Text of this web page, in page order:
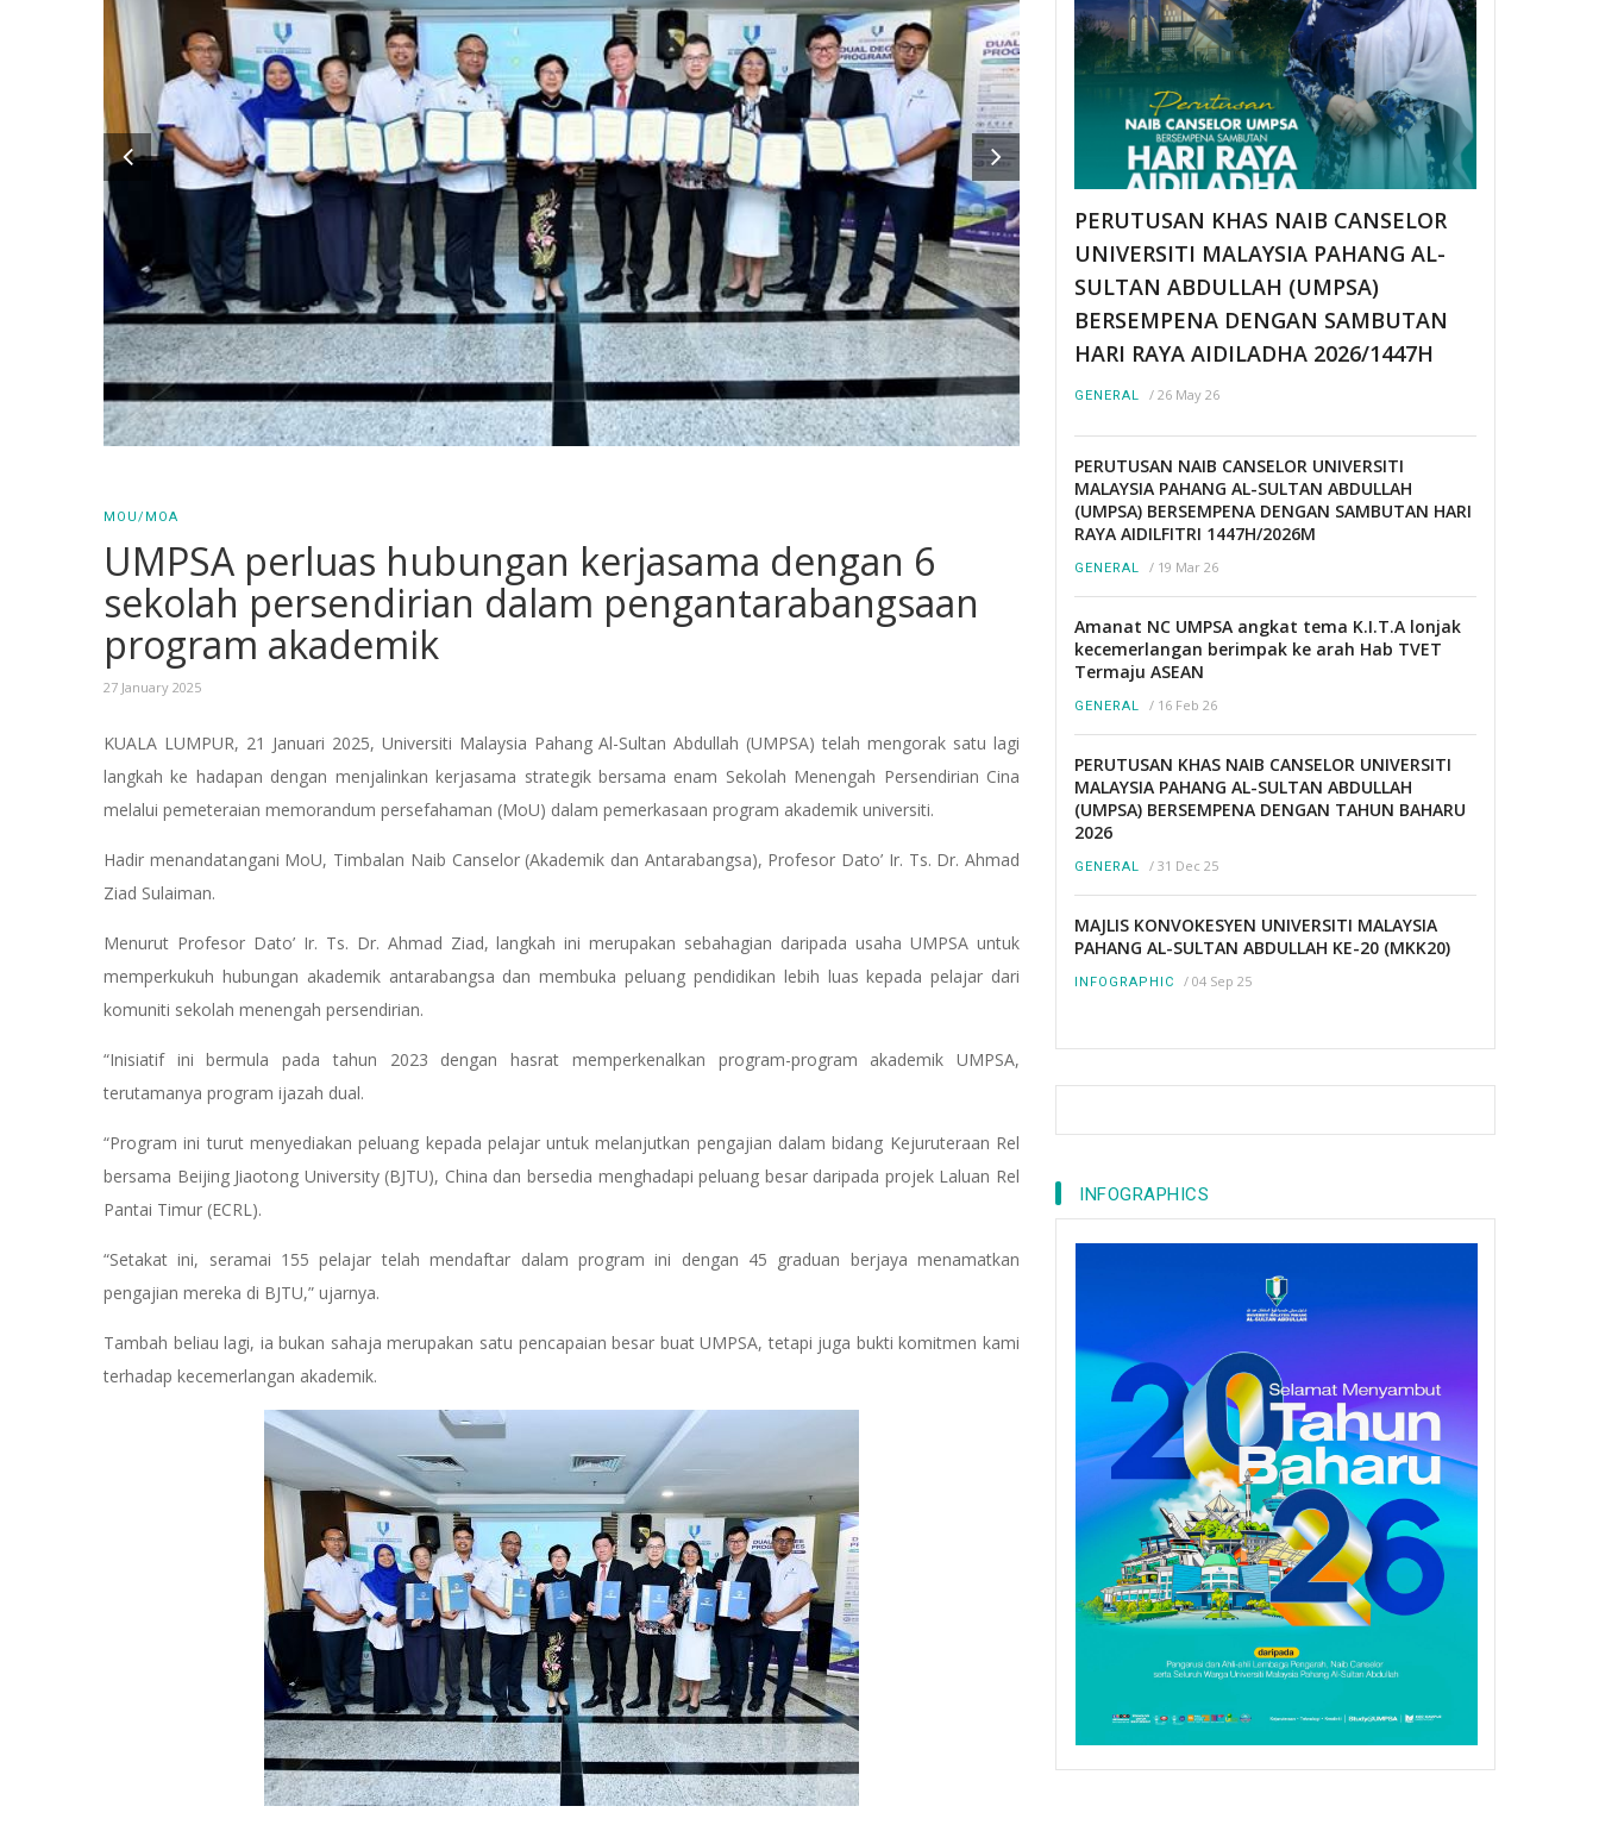
MOU/MOA
UMPSA perluas hubungan kerjasama dengan 6
sekolah persendirian dalam pengantarabangsaan
program akademik
27 January 2025
KUALA LUMPUR, 21 Januari 2025, Universiti Malaysia Pahang Al-Sultan Abdullah (UMPSA) telah mengorak satu lagi
langkah ke hadapan dengan menjalinkan kerjasama strategik bersama enam Sekolah Menengah Persendirian Cina
melalui pemeteraian memorandum persefahaman (MoU) dalam pemerkasaan program akademik universiti.
Hadir menandatangani MoU, Timbalan Naib Canselor (Akademik dan Antarabangsa), Profesor Dato’ Ir. Ts. Dr. Ahmad
Ziad Sulaiman.
Menurut Profesor Dato’ Ir. Ts. Dr. Ahmad Ziad, langkah ini merupakan sebahagian daripada usaha UMPSA untuk
memperkukuh hubungan akademik antarabangsa dan membuka peluang pendidikan lebih luas kepada pelajar dari
komuniti sekolah menengah persendirian.
“Inisiatif ini bermula pada tahun 2023 dengan hasrat memperkenalkan program-program akademik UMPSA,
terutamanya program ijazah dual.
“Program ini turut menyediakan peluang kepada pelajar untuk melanjutkan pengajian dalam bidang Kejuruteraan Rel
bersama Beijing Jiaotong University (BJTU), China dan bersedia menghadapi peluang besar daripada projek Laluan Rel
Pantai Timur (ECRL).
“Setakat ini, seramai 155 pelajar telah mendaftar dalam program ini dengan 45 graduan berjaya menamatkan
pengajian mereka di BJTU,” ujarnya.
Tambah beliau lagi, ia bukan sahaja merupakan satu pencapaian besar buat UMPSA, tetapi juga bukti komitmen kami
terhadap kecemerlangan akademik.
PERUTUSAN KHAS NAIB CANSELOR
UNIVERSITI MALAYSIA PAHANG AL-
SULTAN ABDULLAH (UMPSA)
BERSEMPENA DENGAN SAMBUTAN
HARI RAYA AIDILADHA 2026/1447H
GENERAL / 26 May 26
PERUTUSAN NAIB CANSELOR UNIVERSITI
MALAYSIA PAHANG AL-SULTAN ABDULLAH
(UMPSA) BERSEMPENA DENGAN SAMBUTAN HARI
RAYA AIDILFITRI 1447H/2026M
GENERAL / 19 Mar 26
Amanat NC UMPSA angkat tema K.I.T.A lonjak
kecemerlangan berimpak ke arah Hab TVET
Termaju ASEAN
GENERAL / 16 Feb 26
PERUTUSAN KHAS NAIB CANSELOR UNIVERSITI
MALAYSIA PAHANG AL-SULTAN ABDULLAH
(UMPSA) BERSEMPENA DENGAN TAHUN BAHARU
2026
GENERAL / 31 Dec 25
MAJLIS KONVOKESYEN UNIVERSITI MALAYSIA
PAHANG AL-SULTAN ABDULLAH KE-20 (MKK20)
INFOGRAPHIC / 04 Sep 25
INFOGRAPHICS